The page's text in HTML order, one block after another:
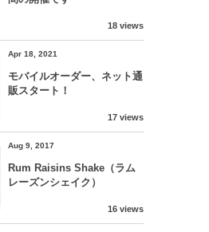
18 views
Apr 18, 2021
モバイルオーダー、ネット通
販スタート！
17 views
Aug 9, 2017
Rum Raisins Shake（ラム
レーズンシェイク）
16 views